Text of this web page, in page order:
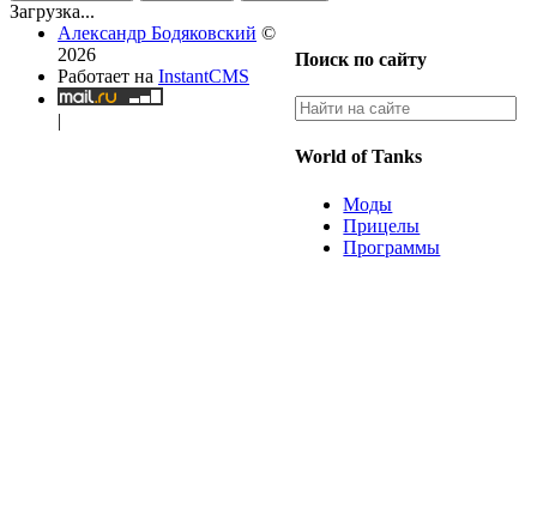
Загрузка...
Поиск по сайту
World of Tanks
Моды
Прицелы
Программы
Александр Бодяковский ©
2026
Работает на InstantCMS
|